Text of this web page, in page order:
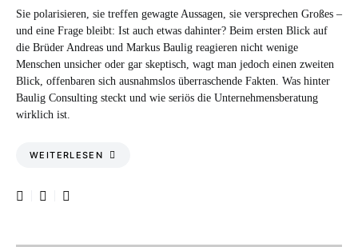
Sie polarisieren, sie treffen gewagte Aussagen, sie versprechen Großes –
und eine Frage bleibt: Ist auch etwas dahinter? Beim ersten Blick auf
die Brüder Andreas und Markus Baulig reagieren nicht wenige
Menschen unsicher oder gar skeptisch, wagt man jedoch einen zweiten
Blick, offenbaren sich ausnahmslos überraschende Fakten. Was hinter
Baulig Consulting steckt und wie seriös die Unternehmensberatung
wirklich ist.
WEITERLESEN